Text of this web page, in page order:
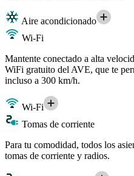
Aire acondicionado
Wi-Fi
Mantente conectado a alta
WiFi gratuito del AVE, que te
incluso a 300 km/h.
Wi-Fi
Tomas de corriente
Para tu comodidad, todos los
tomas de corriente y radios.